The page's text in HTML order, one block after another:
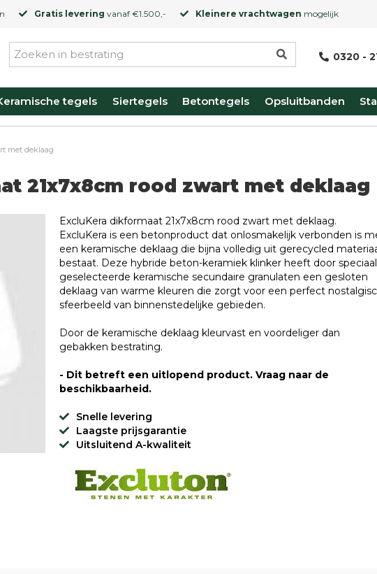
Gratis levering vanaf €1.500,- Kleinere vrachtwagen mogelijk
0320 -
tegels Siertegels Betontegels Opsluitbanden
met deklaag
21x7x8cm rood zwart met deklaag
ExcluKera dikformaat 21x7x8cm rood zwart met deklaag.
ExcluKera is een betonproduct dat onlosmakelijk verbonden is
een keramische deklaag die bijna volledig uit gerecycled
bestaat. Deze hybride beton-keramiek klinker heeft door speciaal
geselecteerde keramische secundaire granulaten een gesloten
deklaag van warme kleuren die zorgt voor een perfect
sfeerbeeld van binnenstedelijke gebieden.
Door de keramische deklaag kleurvast en voordeliger dan
gebakken bestrating.
- Dit betreft een uitlopend product. Vraag naar de
beschikbaarheid.
Snelle levering
Laagste prijsgarantie
Uitsluitend A-kwaliteit